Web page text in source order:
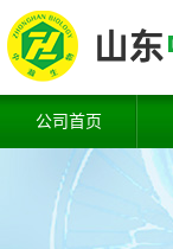
公司首页